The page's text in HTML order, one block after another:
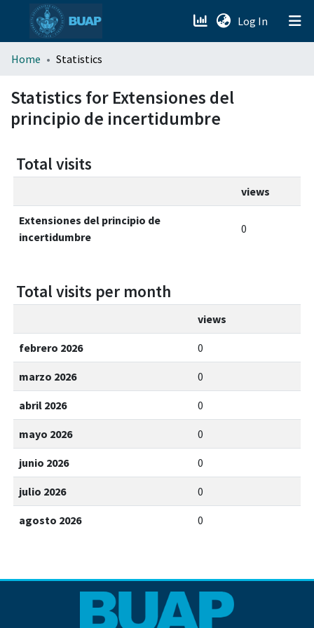
Log In (current)
menu.section.about_menu
All of DSpace
Home Statistics
Statistics for Extensiones del
principio de incertidumbre
Total visits
views
Extensiones del principio de
incertidumbre
0
Total visits per month
views
febrero 2026 0
marzo 2026 0
abril 2026 0
mayo 2026 0
junio 2026 0
julio 2026 0
agosto 2026 0